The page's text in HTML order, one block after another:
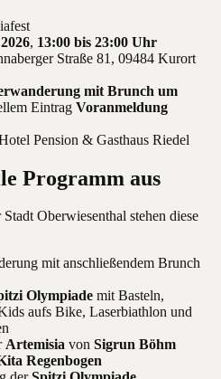
, 13:00 bis 23:00 Uhr
Straße 81, 09484 Kurort
mit Brunch um
Eintrag Voranmeldung
Pension & Gasthaus Riedel
Programm aus
Oberwiesenthal stehen diese
mit anschließendem Brunch
Olympiade mit Basteln,
aufs Bike, Laserbiathlon und
Artemisia von Sigrun Böhm
Regenbogen